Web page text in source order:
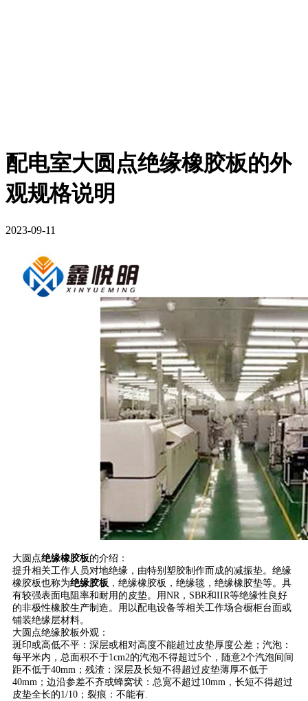
配电室大圆点绝缘橡胶板的外
观规格说明
2023-09-11
大圆点绝缘橡胶板的介绍：
提升相关工作人员对地绝缘，由特别塑胶制作而成的减振垫。绝缘
橡胶板也称为绝缘胶板 ，绝缘橡胶板，绝缘毯，绝缘橡胶垫等。具
有较强表面电阻率和耐用的皮垫。用NR，SBR和IIR等绝缘性良好
的非极性橡胶生产制造。用以配电设备等相关工作场合橱柜台面或
铺装绝缘层材料。
大圆点绝缘胶板外观：
斑印或高低不平：深层或相对高度不能超过皮垫厚度公差；汽泡：
每平米内，总面积不于1cm2的汽泡不得超过5个，随意2个汽泡间间
距不低于40mm；残渣：深层及长短不得超过皮垫薄厚不低于
40mm；边沿参差不齐或蜂窝状：总宽不超过10mm，长短不得超过
皮垫全长的1/10；裂痕：不能有.